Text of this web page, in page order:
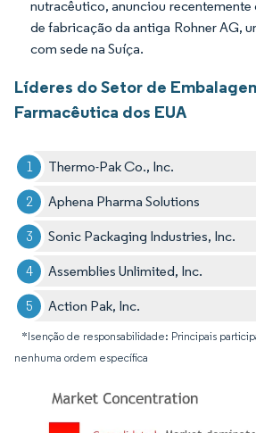
nutracêutico, anunciou
de fabricação da antiga Rohner AG,
com sede na Suíça.
Líderes do Setor de
Farmacêutica dos EUA
Thermo-Pak Co., Inc.
Aphena Pharma Solutions
Sonic Packaging Industries, Inc.
Assemblies Unlimited, Inc.
Action Pak, Inc.
*Isenção de responsabilidade: Principais
nenhuma ordem específica